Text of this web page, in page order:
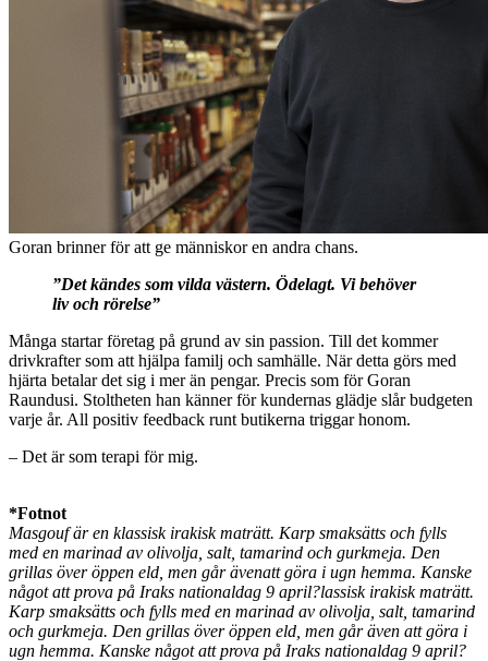
Goran brinner för att ge människor en andra chans.
”Det kändes som vilda västern. Ödelagt. Vi behöver
liv och rörelse”
Många startar företag på grund av sin passion. Till det kommer
drivkrafter som att hjälpa familj och samhälle. När detta görs med
hjärta betalar det sig i mer än pengar. Precis som för Goran
Raundusi. Stoltheten han känner för kundernas glädje slår budgeten
varje år. All positiv feedback runt butikerna triggar honom.
– Det är som terapi för mig.
*Fotnot
Masgouf är en klassisk irakisk maträtt. Karp smaksätts och fylls
med en marinad av olivolja, salt, tamarind och gurkmeja. Den
grillas över öppen eld, men går ävenatt göra i ugn hemma. Kanske
något att prova på Iraks nationaldag 9 april?lassisk irakisk maträtt.
Karp smaksätts och fylls med en marinad av olivolja, salt, tamarind
och gurkmeja. Den grillas över öppen eld, men går även att göra i
ugn hemma. Kanske något att prova på Iraks nationaldag 9 april?